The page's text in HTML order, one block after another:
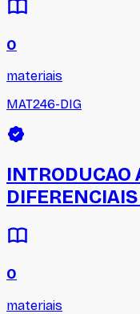
0
materiais
MAT246-DIG
INTRODUCAO
0
materiais